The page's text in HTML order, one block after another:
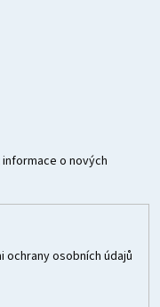
o nových
ochrany osobních údajů